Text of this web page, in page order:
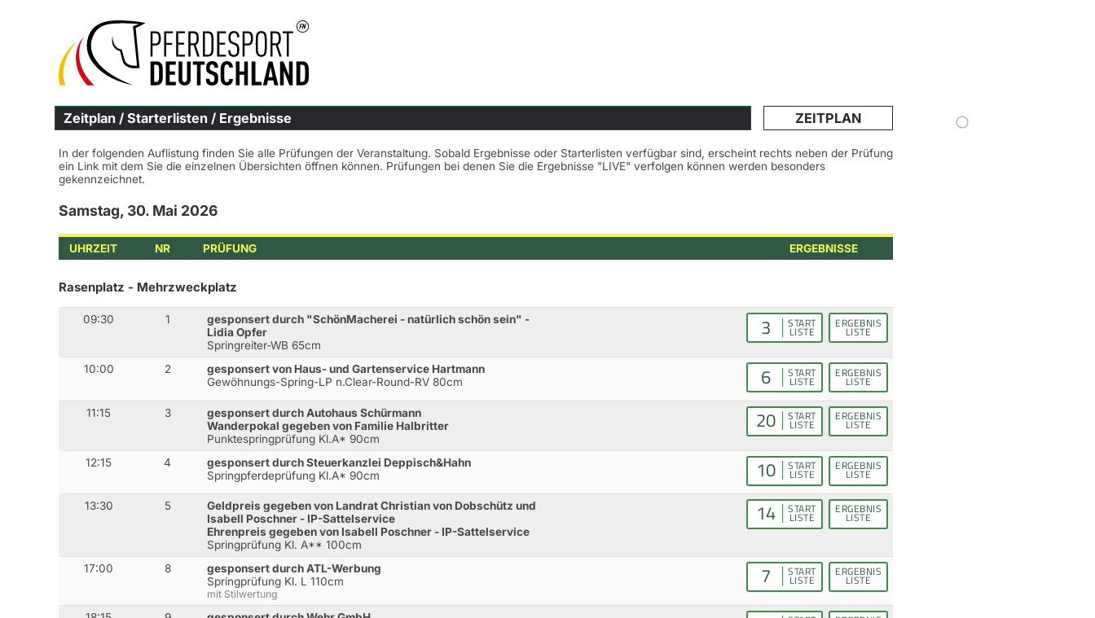
Zeitplan / Starterlisten / Ergebnisse ZEITPLAN
In der folgenden Auflistung finden Sie alle Prüfungen der Veranstaltung. Sobald Ergebnisse oder Starterlisten verfügbar sind, erscheint rechts neben der Prüfung
ein Link mit dem Sie die einzelnen Übersichten öffnen können. Prüfungen bei denen Sie die Ergebnisse "LIVE" verfolgen können werden besonders
gekennzeichnet.
Samstag, 30. Mai 2026
UHRZEIT NR PRÜFUNG ERGEBNISSE
Rasenplatz - Mehrzweckplatz
09:30 1
gesponsert durch "SchönMacherei - natürlich schön sein" -
Lidia Opfer
Springreiter-WB 65cm
3 START
LISTE
ERGEBNIS
LISTE
10:00 2
gesponsert von Haus- und Gartenservice Hartmann
Gewöhnungs-Spring-LP n.Clear-Round-RV 80cm
6 START
LISTE
ERGEBNIS
LISTE
11:15 3
gesponsert durch Autohaus Schürmann
Wanderpokal gegeben von Familie Halbritter
Punktespringprüfung Kl.A* 90cm
20 START
LISTE
ERGEBNIS
LISTE
12:15 4
gesponsert durch Steuerkanzlei Deppisch&Hahn
Springpferdeprüfung Kl.A* 90cm
10 START
LISTE
ERGEBNIS
LISTE
13:30 5
Geldpreis gegeben von Landrat Christian von Dobschütz und
Isabell Poschner - IP-Sattelservice
Ehrenpreis gegeben von Isabell Poschner - IP-Sattelservice
Springprüfung Kl. A** 100cm
14 START
LISTE
ERGEBNIS
LISTE
17:00 8
gesponsert durch ATL-Werbung
Springprüfung Kl. L 110cm
mit Stilwertung
7 START
LISTE
ERGEBNIS
LISTE